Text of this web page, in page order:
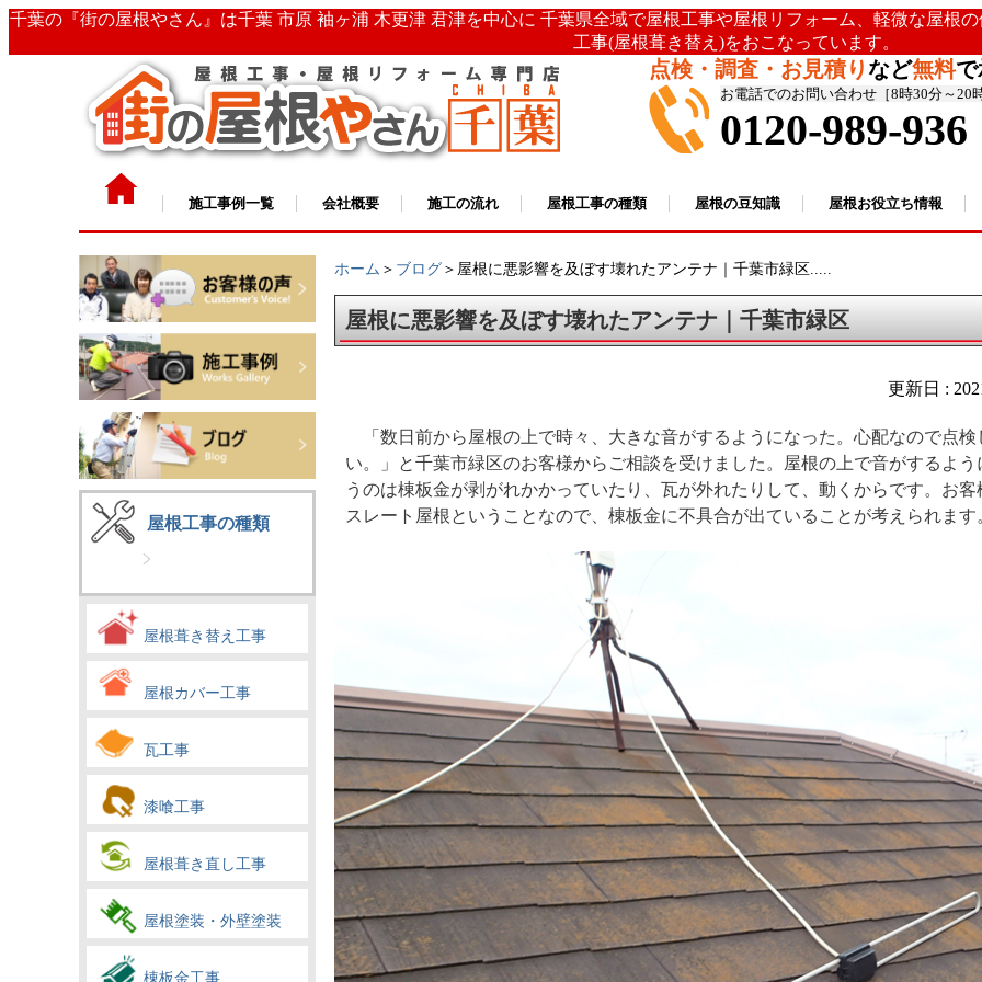
千葉の『街の屋根やさん』は千葉 市原 袖ヶ浦 木更津 君津を中心に 千葉県全域で屋根工事や屋根リフォーム、軽微な屋根
工事(屋根葺き替え)をおこなっています。
点検・調査・お見積りなど無料で
お電話でのお問い合わせ［8時30分～20
0120-989-936
施工事例一覧 会社概要 施工の流れ 屋根工事の種類 屋根の豆知識 屋根お役立ち情報
屋根工事の種類
屋根葺き替え工事
屋根カバー工事
瓦工事
漆喰工事
屋根葺き直し工事
屋根塗装・外壁塗装
棟板金工事
ホーム ＞ ブログ ＞屋根に悪影響を及ぼす壊れたアンテナ｜千葉市緑区.....
屋根に悪影響を及ぼす壊れたアンテナ｜千葉市緑区
更新日 :
「数日前から屋根の上で時々、大きな音がするようになった。心配なので点検
い。」と千葉市緑区のお客様からご相談を受けました。屋根の上で音がするよう
うのは棟板金が剥がれかかっていたり、瓦が外れたりして、動くからです。お客
スレート屋根ということなので、棟板金に不具合が出ていることが考えられます